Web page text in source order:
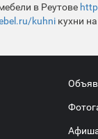
в Реутове
kuhni кухни